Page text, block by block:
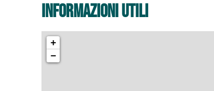
informazioni utili
+
−